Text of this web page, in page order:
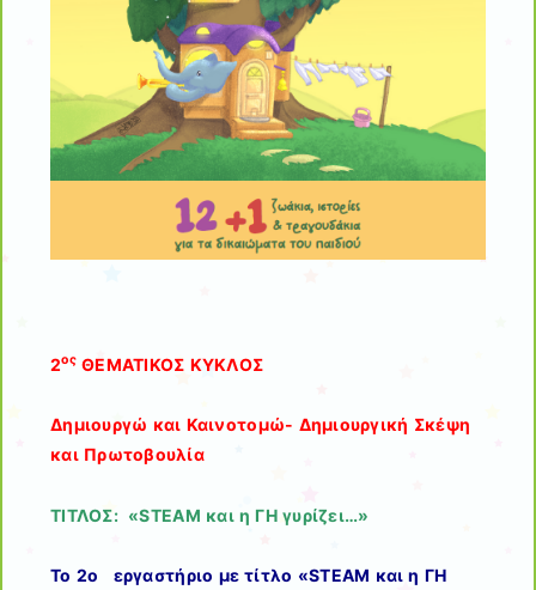
2οςΘΕΜΑΤΙΚΟΣ ΚΥΚΛΟΣ
Δημιουργώ και Καινοτομώ- Δημιουργική Σκέψη
και Πρωτοβουλία
ΤΙΤΛΟΣ: «STEAM και η ΓΗ γυρίζει…»
Το 2ο εργαστήριο με τίτλο «STEAM και η ΓΗ